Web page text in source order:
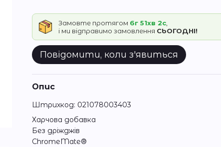
Замовте протягом 6г 51хв 2с
і ми відправимо замовлення СЬОГОДНІ!
Повідомити, коли з'явиться
Опис
Штрихкод: 021078003403
Харчова добавка
Без дріжджів
ChromeMate®